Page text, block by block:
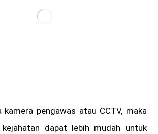
kamera pengawas atau CCTV, maka
dapat lebih mudah untuk